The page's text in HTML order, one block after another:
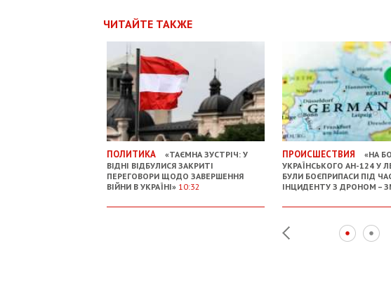
ЧИТАЙТЕ ТАКЖЕ
ПОЛИТИКА
«ТАЄМНА ЗУСТРІЧ: У
ВІДНІ ВІДБУЛИСЯ ЗАКРИТІ
ПЕРЕГОВОРИ ЩОДО ЗАВЕРШЕННЯ
ВІЙНИ В УКРАЇНІ» 10:32
ПРОИСШЕСТВИЯ
«НА
УКРАЇНСЬКОГО АН-124 У
БУЛИ БОЄПРИПАСИ ПІД
ІНЦИДЕНТУ З ДРОНОМ –